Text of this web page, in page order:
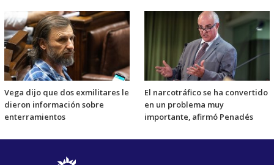
Vega dijo que dos exmilitares le
dieron información sobre
enterramientos
El narcotráfico se ha convertido
en un problema muy
importante, afirmó Penadés